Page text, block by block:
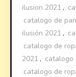
ilusion 2021 ,
catalogo de
ilusión 2021 ,
catalogo de
2021 , catalogo
catalogo de